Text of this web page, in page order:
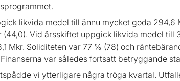
likvida medel till ännu mycket goda 294,6
(44,0). Vid årsskiftet uppgick likvida medel till
Mkr. Soliditeten var 77 % (78) och
var således fortsatt betryggande
vi ytterligare några tröga kvartal.